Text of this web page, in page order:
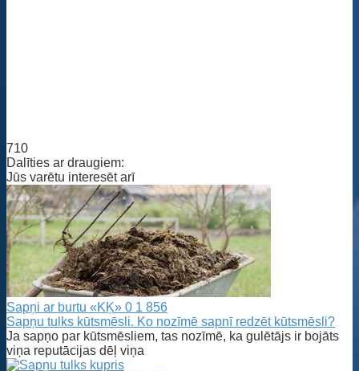
710
Dalīties ar draugiem:
Jūs varētu interesēt arī
Sapņi ar burtu «KĶ» 0 1 856
Sapņu tulks kūtsmēsli. Ko nozīmē sapnī redzēt kūtsmēsli?
Ja sapņo par kūtsmēsliem, tas nozīmē, ka gulētājs ir bojāts
viņa reputācijas dēļ viņa